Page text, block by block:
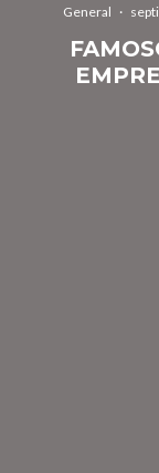
General ·